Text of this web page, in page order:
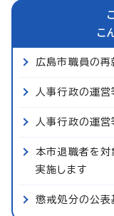
こ
広島市職員の再
人事行政の運営
人事行政の運営
本市退職者を対
実施します
懲戒処分の公表